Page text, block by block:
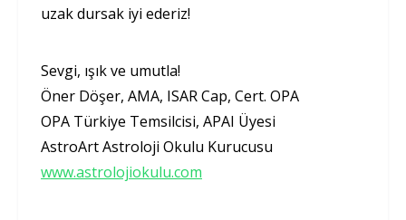
uzak dursak iyi ederiz!
Sevgi, ışık ve umutla!
Öner Döşer, AMA, ISAR Cap, Cert. OPA
OPA Türkiye Temsilcisi, APAI Üyesi
AstroArt Astroloji Okulu Kurucusu
www.astrolojiokulu.com